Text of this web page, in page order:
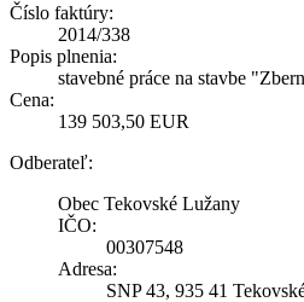
Číslo faktúry:
2014/338
Popis plnenia:
stavebné práce na stavbe
Cena:
139 503,50 EUR
Odberateľ:
Obec Tekovské Lužany
IČO:
00307548
Adresa:
SNP 43, 935 41